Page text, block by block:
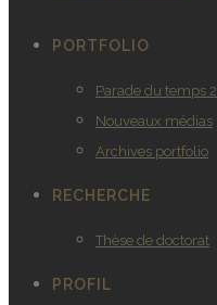
PORTFOLIO
Parade du temps 2
Nouveaux médias
Archives portfolio
RECHERCHE
Thèse de doctorat
PROFIL